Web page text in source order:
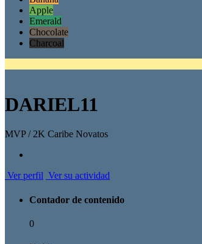
Apple
Emerald
Chocolate
Charcoal
DARIEL11
MVP / 2K Caribe Novatos
Ver perfil Ver su actividad
Contador de contenido
0